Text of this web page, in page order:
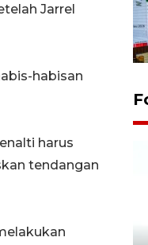
Jarrel
habisan
harus
tendangan